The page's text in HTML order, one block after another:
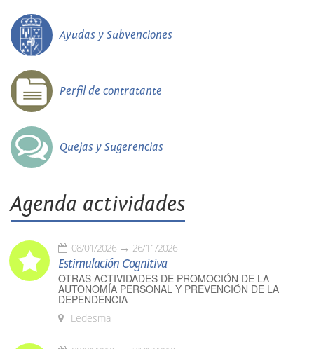
Ayudas y Subvenciones
Perfil de contratante
Quejas y Sugerencias
Agenda actividades
08/01/2026 26/11/2026
Estimulación Cognitiva
OTRAS ACTIVIDADES DE PROMOCIÓN DE LA
AUTONOMÍA PERSONAL Y PREVENCIÓN DE LA
DEPENDENCIA
Ledesma